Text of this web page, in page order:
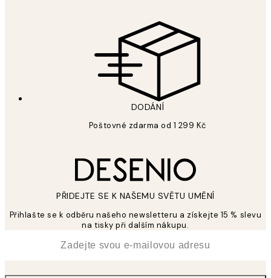
DODÁNÍ
Poštovné zdarma od 1 299 Kč
PŘIDEJTE SE K NAŠEMU SVĚTU UMĚNÍ
Přihlašte se k odběru našeho newsletteru a získejte 15 % slevu
na tisky při dalším nákupu.